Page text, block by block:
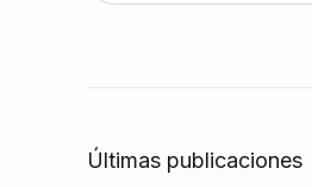
Últimas publicaciones